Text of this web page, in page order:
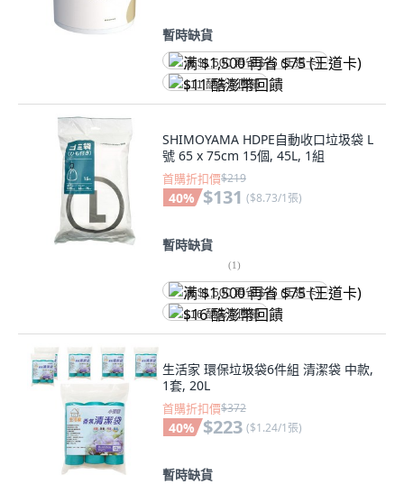
暫時缺貨
满 $1,500 再省 $75 (王道卡)
$11 酷澎幣回饋
SHIMOYAMA HDPE自動收口垃圾袋 L
號 65 x 75cm 15個, 45L, 1組
首購折扣價$219
40% $131 ($8.73/1張)
暫時缺貨
(1)
满 $1,500 再省 $75 (王道卡)
$16 酷澎幣回饋
生活家 環保垃圾袋6件組 清潔袋 中款,
1套, 20L
首購折扣價$372
40% $223 ($1.24/1張)
暫時缺貨